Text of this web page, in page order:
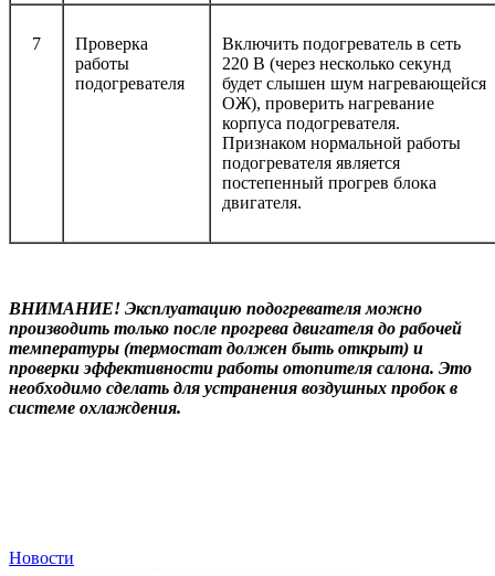
7
Проверка
работы
подогревателя
Включить подогреватель в сеть
220 В (через несколько секунд
будет слышен шум нагревающейся
ОЖ), проверить нагревание
корпуса подогревателя.
Признаком нормальной работы
подогревателя является
постепенный прогрев блока
двигателя.
ВНИМАНИЕ! Эксплуатацию подогревателя можно
производить только после прогрева двигателя до рабочей
температуры (термостат должен быть открыт) и
проверки эффективности работы отопителя салона. Это
необходимо сделать для устранения воздушных пробок в
системе охлаждения.
Новости